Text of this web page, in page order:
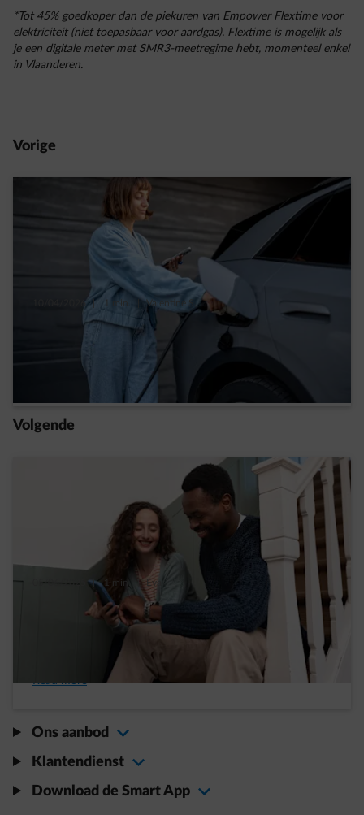
*Tot 45% goedkoper dan de piekuren van Empower Flextime voor
elektriciteit (niet toepasbaar voor aardgas). Flextime is mogelijk als
je een digitale meter met SMR3-meetregime hebt, momenteel enkel
in Vlaanderen.
Vorige
10/04/2026 | 1 min. Valentine S.
Je elektrische auto thuis opladen: hoeveel
scheelt dat in capaciteitstarief?
Volgende
| 1 min. | Eva
8 redenen waarom Empower Flextime
interessanter kan zijn dan het dynamisch
Read more
Ons aanbod
Klantendienst
Download de Smart App